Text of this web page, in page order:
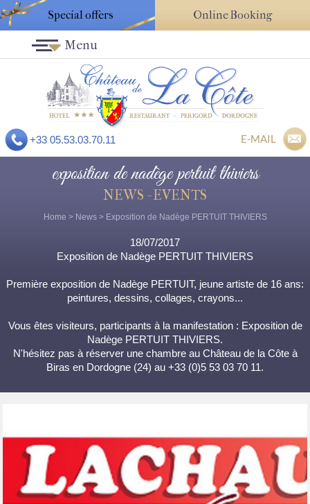
Special offers Online Booking
+33 05.53.03.70.11 E-MAIL
Menu
exposition de nadège pertuit thiviers
NEWS - EVENTS
Home > News> Exposition de Nadège PERTUIT THIVIERS
18/07/2017
Exposition de Nadège PERTUIT THIVIERS
Première exposition de Nadège PERTUIT, jeune artiste de 16 ans:
peintures, dessins, collages, crayons...
Vous êtes visiteurs, participants à la manifestation : Exposition de
Nadège PERTUIT THIVIERS.
N'hésitez pas à réserver une chambre au Château de la Côte à
Biras en Dordogne (24) au +33 (0)5 53 03 70 11.